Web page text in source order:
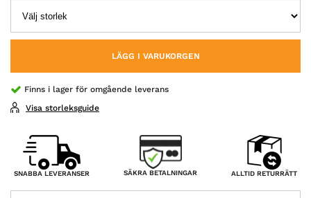
LÄGG I VARUKORGEN
Finns i lager för omgående leverans
Visa storleksguide
SNABBA LEVERANSER SÄKRA BETALNINGAR ALLTID RETURRÄTT